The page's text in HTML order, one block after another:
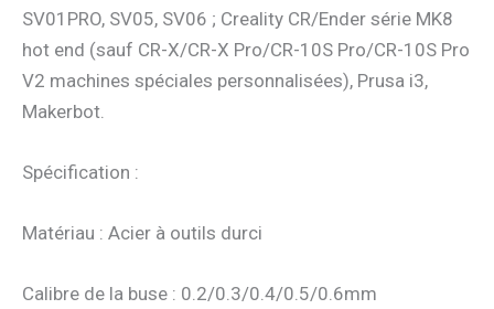
SV01PRO, SV05, SV06 ; Creality CR/Ender série MK8
hot end (sauf CR-X/CR-X Pro/CR-10S Pro/CR-10S Pro
V2 machines spéciales personnalisées), Prusa i3,
Makerbot.
Spécification :
Matériau : Acier à outils durci
Calibre de la buse : 0.2/0.3/0.4/0.5/0.6mm